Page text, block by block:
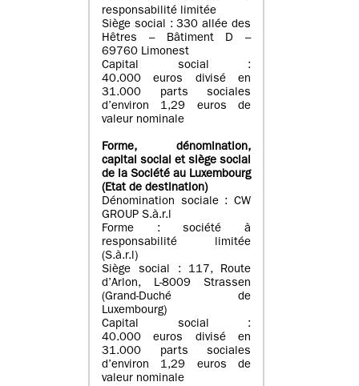
responsabilité limitée
Siège social : 330 allée des
Hêtres – Bâtiment D –
69760 Limonest
Capital social :
40.000 euros divisé en
31.000 parts sociales
d’environ 1,29 euros de
valeur nominale
Forme, dénomination,
capital social et siège social
de la Société au Luxembourg
(Etat de destination)
Dénomination sociale : CW
GROUP S.à.r.l
Forme : société à
responsabilité limitée
(S.à.r.l)
Siège social : 117, Route
d’Arlon, L-8009 Strassen
(Grand-Duché de
Luxembourg)
Capital social :
40.000 euros divisé en
31.000 parts sociales
d’environ 1,29 euros de
valeur nominale